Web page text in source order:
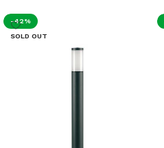
-42%
SOLD OUT